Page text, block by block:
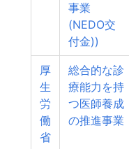
事業
(NEDO交
付金))
厚
生
労
働
省
総合的な診
療能力を持
つ医師養成
の推進事業